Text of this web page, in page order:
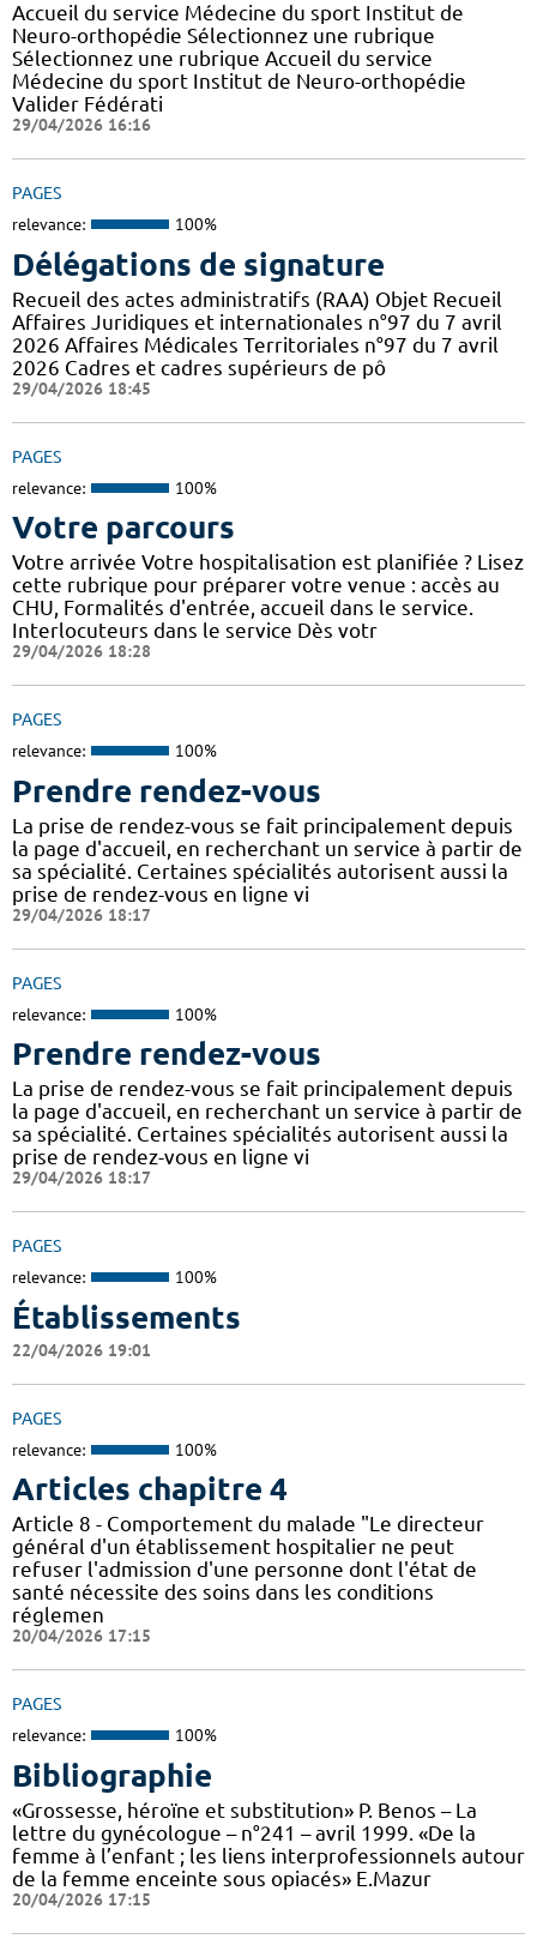
Accueil du service Médecine du sport Institut de
Neuro-orthopédie Sélectionnez une rubrique
Sélectionnez une rubrique Accueil du service
Médecine du sport Institut de Neuro-orthopédie
Valider Fédérati
29/04/2026 16:16
PAGES
relevance: 100%
Délégations de signature
Recueil des actes administratifs (RAA) Objet Recueil
Affaires Juridiques et internationales n°97 du 7 avril
2026 Affaires Médicales Territoriales n°97 du 7 avril
2026 Cadres et cadres supérieurs de pô
29/04/2026 18:45
PAGES
relevance: 100%
Votre parcours
Votre arrivée Votre hospitalisation est planifiée ? Lisez
cette rubrique pour préparer votre venue : accès au
CHU, Formalités d'entrée, accueil dans le service.
Interlocuteurs dans le service Dès votr
29/04/2026 18:28
PAGES
relevance: 100%
Prendre rendez-vous
La prise de rendez-vous se fait principalement depuis
la page d'accueil, en recherchant un service à partir de
sa spécialité. Certaines spécialités autorisent aussi la
prise de rendez-vous en ligne vi
29/04/2026 18:17
PAGES
relevance: 100%
Prendre rendez-vous
La prise de rendez-vous se fait principalement depuis
la page d'accueil, en recherchant un service à partir de
sa spécialité. Certaines spécialités autorisent aussi la
prise de rendez-vous en ligne vi
29/04/2026 18:17
PAGES
relevance: 100%
Établissements
22/04/2026 19:01
PAGES
relevance: 100%
Articles chapitre 4
Article 8 - Comportement du malade "Le directeur
général d'un établissement hospitalier ne peut
refuser l'admission d'une personne dont l'état de
santé nécessite des soins dans les conditions
réglemen
20/04/2026 17:15
PAGES
relevance: 100%
Bibliographie
«Grossesse, héroïne et substitution» P. Benos – La
lettre du gynécologue – n°241 – avril 1999. «De la
femme à l’enfant ; les liens interprofessionnels autour
de la femme enceinte sous opiacés» E.Mazur
20/04/2026 17:15